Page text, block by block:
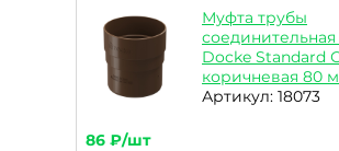
Муфта трубы
Docke Standard
коричневая 80
Артикул: 18073
86 ₽/шт